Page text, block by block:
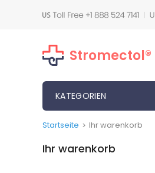
Stromectol®
KATEGORIEN
Startseite > Ihr warenkorb
Ihr warenkorb